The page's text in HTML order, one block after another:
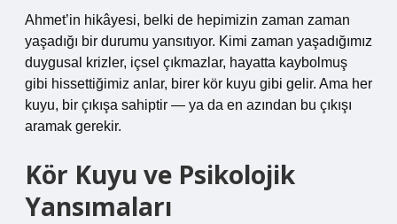
Ahmet’in hikâyesi, belki de hepimizin zaman zaman
yaşadığı bir durumu yansıtıyor. Kimi zaman yaşadığımız
duygusal krizler, içsel çıkmazlar, hayatta kaybolmuş
gibi hissettiğimiz anlar, birer kör kuyu gibi gelir. Ama her
kuyu, bir çıkışa sahiptir — ya da en azından bu çıkışı
aramak gerekir.
Kör Kuyu ve Psikolojik
Yansımaları